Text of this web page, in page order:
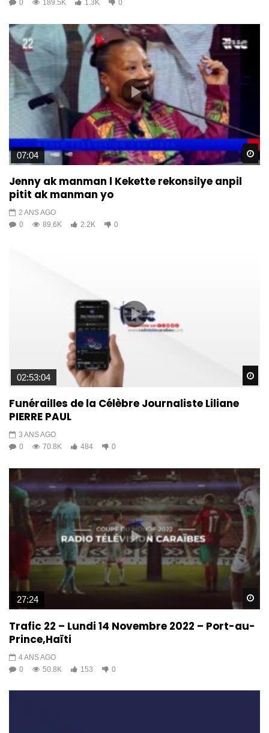
0
189.5K 1.3K 0
07:04
Jenny ak manman l Kekette rekonsilye anpil
pitit ak manman yo
2 ANS AGO
0
89.6K 2.2K 0
02:53:04
Funérailles de la Célèbre Journaliste Liliane
PIERRE PAUL
3 ANS AGO
0
70.8K 484 0
27:24
Trafic 22 – Lundi 14 Novembre 2022 – Port-au-
Prince,Haïti
4 ANS AGO
0
50.8K 153 0